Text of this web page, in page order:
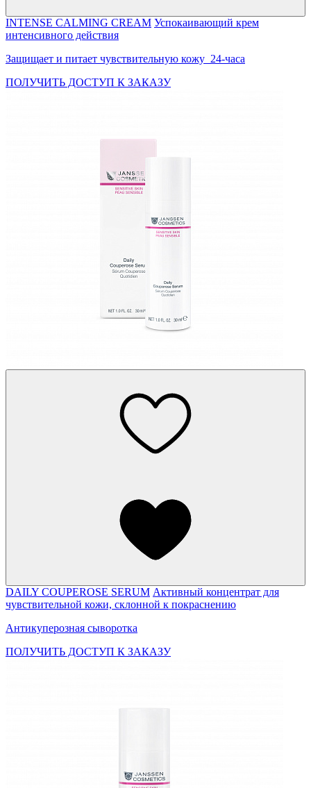
INTENSE CALMING CREAM Успокаивающий крем
интенсивного действия
Защищает и питает чувствительную кожу 24-часа
ПОЛУЧИТЬ ДОСТУП К ЗАКАЗУ
DAILY COUPEROSE SERUM Активный концентрат для
чувствительной кожи, склонной к покраснению
Антикуперозная сыворотка
ПОЛУЧИТЬ ДОСТУП К ЗАКАЗУ